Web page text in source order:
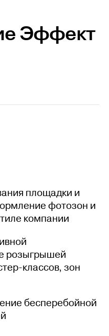
Эффект
площадки и
фотозон и
компании
розыгрышей
классов, зон
бесперебойной